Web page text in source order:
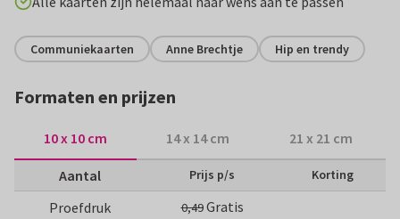
Communiekaarten Anne Brechtje Hip en trendy
Formaten en prijzen
10 x 10 cm 14 x 14 cm 21 x 21 cm
Aantal Prijs p/s Korting
Proefdruk 0,49Gratis